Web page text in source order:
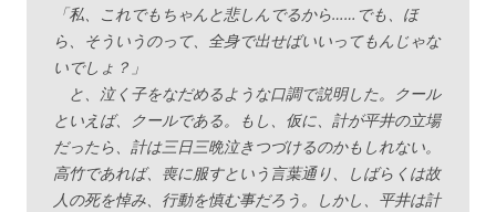
「私、これでもちゃんと悲しんでるから……でも、ほ
ら、そういうのって、全身で出せばいいってもんじゃな
いでしょ？」
と、泣く子をなだめるような口調で説明した。クール
といえば、クールである。もし、仮に、計が平井の立場
だったら、計は三日三晩泣きつづけるのかもしれない。
高竹であれば、喪に服すという言葉通り、しばらくは故
人の死を悼み、行動を慎む事だろう。しかし、平井は計